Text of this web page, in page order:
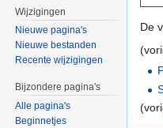
De
Wijzigingen
Nieuwe pagina's
Nieuwe bestanden
Recente wijzigingen
Bijzondere pagina's
Alle pagina's
Beginnetjes